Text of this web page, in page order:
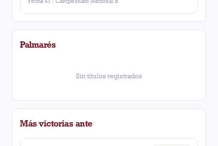
Palmarés
Sin títulos registrados
Más victorias ante